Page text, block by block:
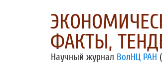
ФАКТЫ,
Научный журнал ВолНЦ РАН